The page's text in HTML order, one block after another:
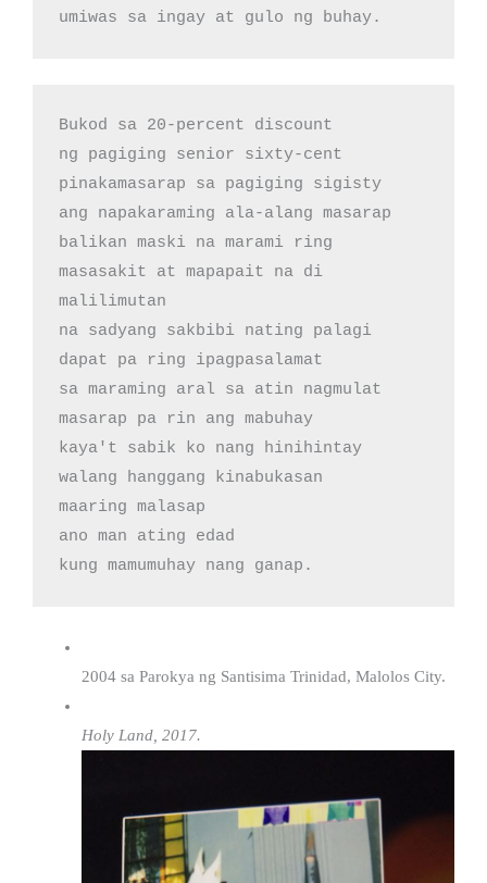
umiwas sa ingay at gulo ng buhay.
Bukod sa 20-percent discount
ng pagiging senior sixty-cent
pinakamasarap sa pagiging sigisty
ang napakaraming ala-alang masarap
balikan maski na marami ring
masasakit at mapapait na di
malilimutan
na sadyang sakbibi nating palagi
dapat pa ring ipagpasalamat
sa maraming aral sa atin nagmulat
masarap pa rin ang mabuhay
kaya't sabik ko nang hinihintay
walang hanggang kinabukasan
maaring malasap
ano man ating edad
kung mamumuhay nang ganap.
2004 sa Parokya ng Santisima Trinidad, Malolos City.
Holy Land, 2017.